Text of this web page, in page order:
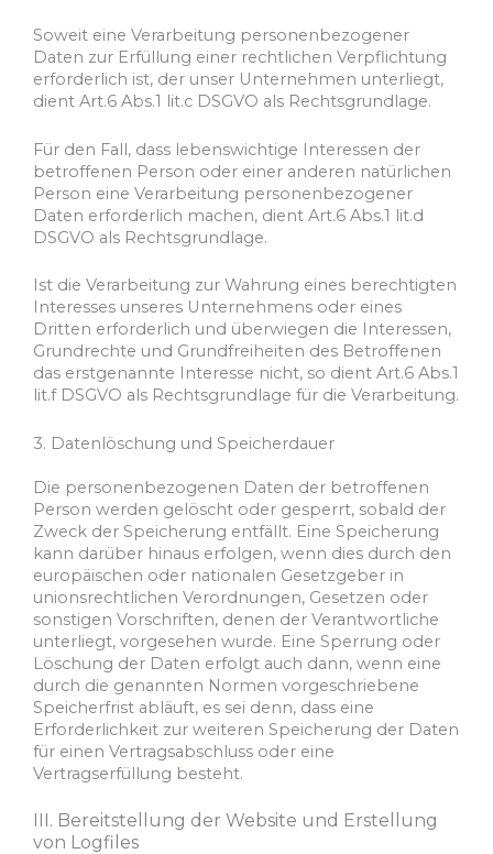
Soweit eine Verarbeitung personenbezogener
Daten zur Erfüllung einer rechtlichen Verpflichtung
erforderlich ist, der unser Unternehmen unterliegt,
dient Art.6 Abs.1 lit.c DSGVO als Rechtsgrundlage.
Für den Fall, dass lebenswichtige Interessen der
betroffenen Person oder einer anderen natürlichen
Person eine Verarbeitung personenbezogener
Daten erforderlich machen, dient Art.6 Abs.1 lit.d
DSGVO als Rechtsgrundlage.
Ist die Verarbeitung zur Wahrung eines berechtigten
Interesses unseres Unternehmens oder eines
Dritten erforderlich und überwiegen die Interessen,
Grundrechte und Grundfreiheiten des Betroffenen
das erstgenannte Interesse nicht, so dient Art.6 Abs.1
lit.f DSGVO als Rechtsgrundlage für die Verarbeitung.
3. Datenlöschung und Speicherdauer
Die personenbezogenen Daten der betroffenen
Person werden gelöscht oder gesperrt, sobald der
Zweck der Speicherung entfällt. Eine Speicherung
kann darüber hinaus erfolgen, wenn dies durch den
europäischen oder nationalen Gesetzgeber in
unionsrechtlichen Verordnungen, Gesetzen oder
sonstigen Vorschriften, denen der Verantwortliche
unterliegt, vorgesehen wurde. Eine Sperrung oder
Löschung der Daten erfolgt auch dann, wenn eine
durch die genannten Normen vorgeschriebene
Speicherfrist abläuft, es sei denn, dass eine
Erforderlichkeit zur weiteren Speicherung der Daten
für einen Vertragsabschluss oder eine
Vertragserfüllung besteht.
III. Bereitstellung der Website und Erstellung
von Logfiles